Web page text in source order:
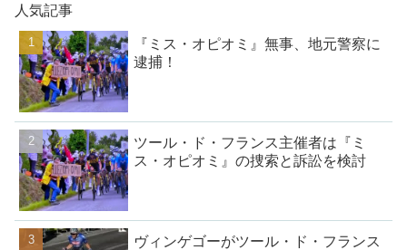
人気記事
『ミス・オピオミ』無事、地元警察に
逮捕！
ツール・ド・フランス主催者は『ミ
ス・オピオミ』の捜索と訴訟を検討
ヴィンゲゴーがツール・ド・フランス